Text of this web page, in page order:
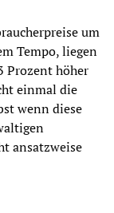
um
Tempo, liegen
Prozent höher
einmal die
wenn diese
ansatzweise